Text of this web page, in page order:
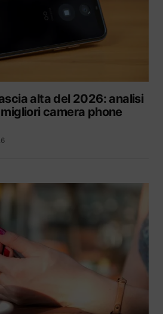
alta del 2026: analisi
camera phone